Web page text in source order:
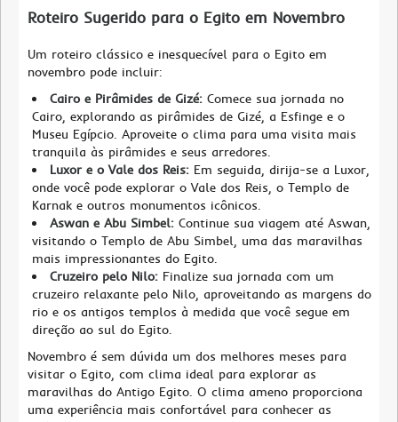
Roteiro Sugerido para o Egito em Novembro
Um roteiro clássico e inesquecível para o Egito em
novembro pode incluir:
Cairo e Pirâmides de Gizé: Comece sua jornada no
Cairo, explorando as pirâmides de Gizé, a Esfinge e o
Museu Egípcio. Aproveite o clima para uma visita mais
tranquila às pirâmides e seus arredores.
Luxor e o Vale dos Reis: Em seguida, dirija-se a Luxor,
onde você pode explorar o Vale dos Reis, o Templo de
Karnak e outros monumentos icônicos.
Aswan e Abu Simbel: Continue sua viagem até Aswan,
visitando o Templo de Abu Simbel, uma das maravilhas
mais impressionantes do Egito.
Cruzeiro pelo Nilo: Finalize sua jornada com um
cruzeiro relaxante pelo Nilo, aproveitando as margens do
rio e os antigos templos à medida que você segue em
direção ao sul do Egito.
Novembro é sem dúvida um dos melhores meses para
visitar o Egito, com clima ideal para explorar as
maravilhas do Antigo Egito. O clima ameno proporciona
uma experiência mais confortável para conhecer as